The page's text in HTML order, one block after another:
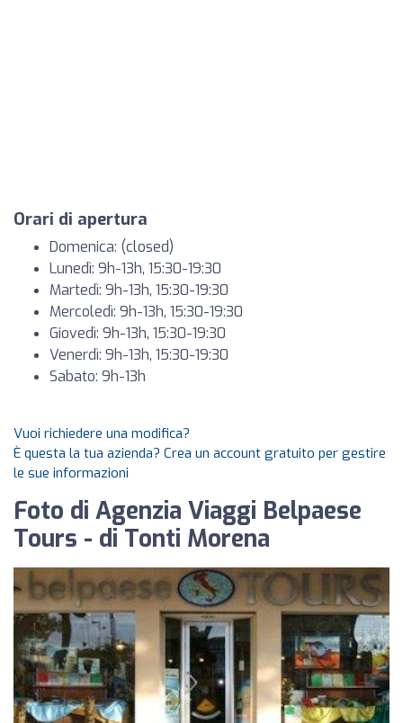
Orari di apertura
Domenica: (closed)
Lunedì: 9h-13h, 15:30-19:30
Martedì: 9h-13h, 15:30-19:30
Mercoledì: 9h-13h, 15:30-19:30
Giovedì: 9h-13h, 15:30-19:30
Venerdì: 9h-13h, 15:30-19:30
Sabato: 9h-13h
Vuoi richiedere una modifica?
È questa la tua azienda? Crea un account gratuito per gestire
le sue informazioni
Foto di Agenzia Viaggi Belpaese
Tours - di Tonti Morena